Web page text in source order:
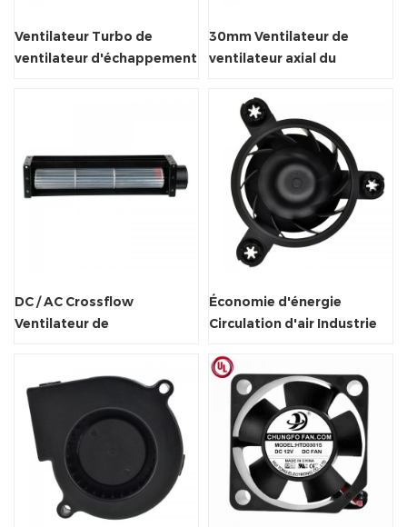
Ventilateur Turbo de
ventilateur d'échappement
30mm Ventilateur de
ventilateur axial du
PWM
DC / AC Crossflow
Ventilateur de
roulant
Économie d'énergie
Circulation d'air Industrie
de support